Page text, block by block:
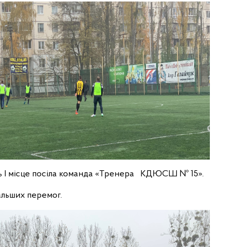
І місце посіла команда «Тренера КДЮСШ № 15».
перемог.